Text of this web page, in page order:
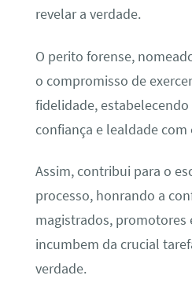
revelar a verdade.
O perito forense,
o compromisso de
fidelidade,
confiança e lealdade
Assim, contribui para o
processo, honrando a
magistrados, promotores
incumbem da crucial
verdade.